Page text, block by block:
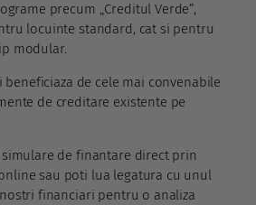
precum „Creditul Verde”,
locuinte standard, cat si pentru
modular.
de cele mai convenabile
de creditare existente pe
de finantare direct prin
sau poti lua legatura cu unul
financiari pentru o analiza